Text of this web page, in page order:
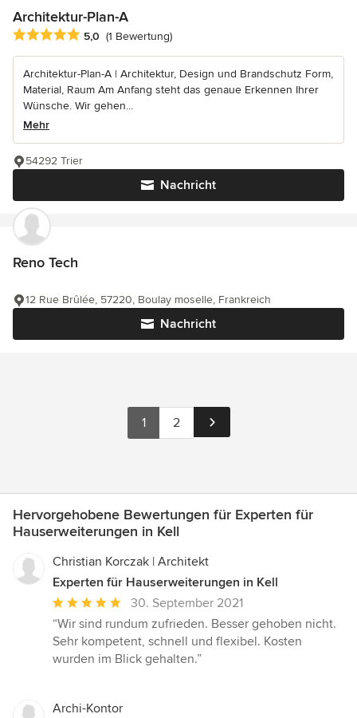
Architektur-Plan-A
Durchschnittliche Bewertung: 5 von 5 Sternen
5,0 (1 Bewertung)
Architektur-Plan-A | Architektur, Design und Brandschutz Form,
Material, Raum Am Anfang steht das genaue Erkennen Ihrer
Wünsche. Wir gehen...
Mehr
Nachricht
54292 Trier
Reno Tech
Nachricht
12 Rue Brûlée, 57220, Boulay moselle, Frankreich
1 2
Hervorgehobene Bewertungen für Experten für
Hauserweiterungen in Kell
Christian Korczak | Architekt
Experten für Hauserweiterungen in Kell
Durchschnittliche
Bewertung:
5
von
30. September 2021
“Wir sind rundum zufrieden. Besser gehoben nicht.
Sehr kompetent, schnell und flexibel. Kosten
wurden im Blick gehalten.”
Archi-Kontor